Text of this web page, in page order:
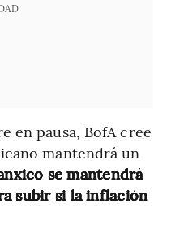
en pausa, BofA cree
mantendrá un
se mantendrá
subir si la inflación